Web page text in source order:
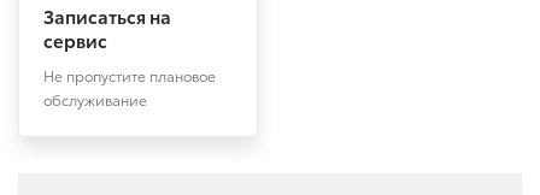
Записаться на
сервис
Не пропустите плановое
обслуживание